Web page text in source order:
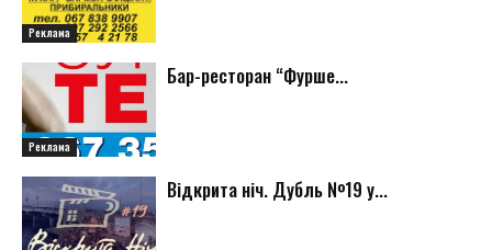
Реклама
Реклама
Бар-ресторан “Фурше...
Відкрита ніч. Дубль №19 у...